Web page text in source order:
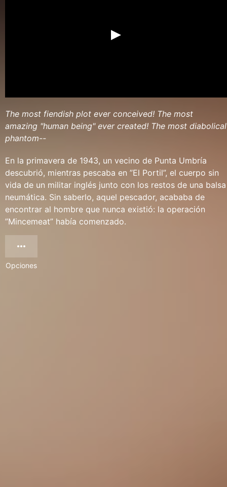
The most fiendish plot ever conceived! The most
amazing "human being" ever created! The most diabolical
phantom--
En la primavera de 1943, un vecino de Punta Umbría
descubrió, mientras pescaba en ”El Portil”, el cuerpo sin
vida de un militar inglés junto con los restos de una balsa
neumática. Sin saberlo, aquel pescador, acababa de
encontrar al hombre que nunca existió: la operación
”Mincemeat” había comenzado.
Opciones